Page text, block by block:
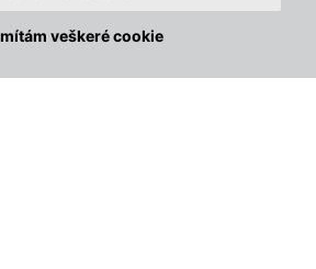
veškeré cookie
v šedo-stříbrné barvě
tento týden
✕